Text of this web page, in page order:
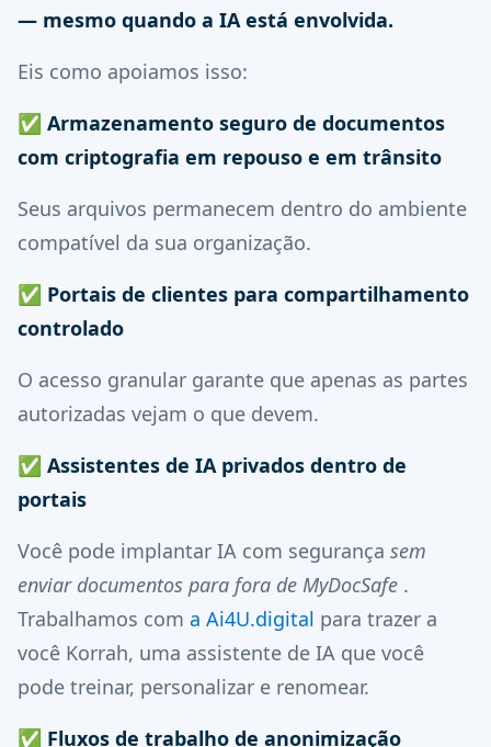
— mesmo quando a IA está envolvida.
Eis como apoiamos isso:
✅ Armazenamento seguro de documentos
com criptografia em repouso e em trânsito
Seus arquivos permanecem dentro do ambiente
compatível da sua organização.
✅ Portais de clientes para compartilhamento
controlado
O acesso granular garante que apenas as partes
autorizadas vejam o que devem.
✅ Assistentes de IA privados dentro de
portais
Você pode implantar IA com segurança sem
enviar documentos para fora de MyDocSafe .
Trabalhamos com a Ai4U.digital para trazer a
você Korrah, uma assistente de IA que você
pode treinar, personalizar e renomear.
✅ Fluxos de trabalho de anonimização